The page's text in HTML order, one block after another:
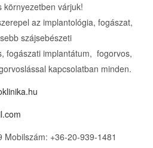
környezetben várjuk!
az implantológia, fogászat,
szájsebészeti
fogászati implantátum, fogorvos,
kapcsolatban minden.
Mobilszám: +36-20-939-1481